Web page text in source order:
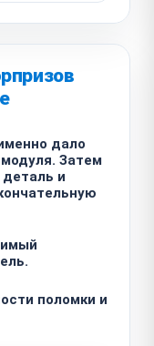
дало
Затем
и
поломки и